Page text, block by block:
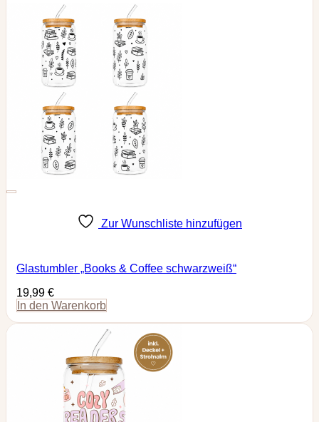
Zur Wunschliste hinzufügen
Glastumbler „Books & Coffee schwarzweiß“
19,99 €
In den Warenkorb